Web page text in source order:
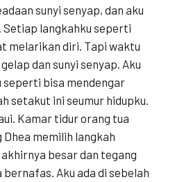
sunyi senyap, dan aku
Setiap langkahku seperti
melarikan diri. Tapi waktu
dan sunyi senyap. Aku
seperti bisa mendengar
setakut ini seumur hidupku.
Kamar tidur orang tua
memilih langkah
besar dan tegang
Aku ada di sebelah